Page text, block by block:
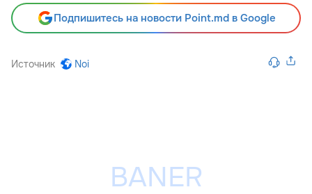
Подпишитесь на новости Point.md в Google
Источник Noi